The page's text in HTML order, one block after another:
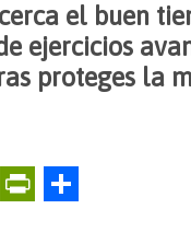
el buen
ejercicios
proteges la
E
Pr